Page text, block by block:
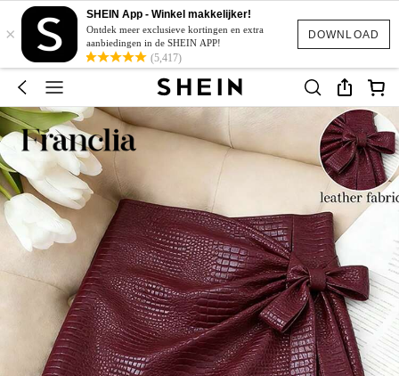
DOWNLOAD
×
SHEIN App - Winkel makkelijker!
Ontdek meer exclusieve kortingen en extra
aanbiedingen in de SHEIN APP!
(5,417)